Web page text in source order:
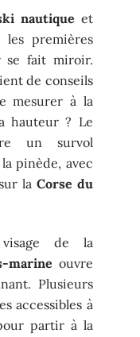
nautique et
premières
se fait miroir.
de conseils
mesurer à la
hauteur ? Le
un survol
pinède, avec
la Corse du
de la
marine ouvre
Plusieurs
accessibles à
partir à la